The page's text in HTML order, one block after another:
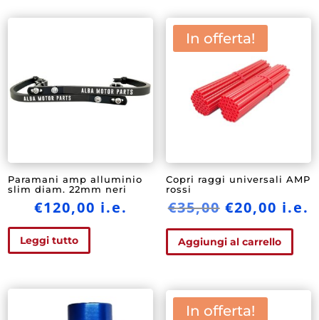
Paramani amp alluminio
slim diam. 22mm neri
€120,00 i.e.
Leggi tutto
In offerta!
Copri raggi universali AMP
rossi
€35,00 Il
prezzo
originale
€20,00 Ili.e.
Aggiungi al carrello
In offerta!